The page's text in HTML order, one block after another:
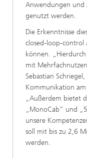
Anwendungen und
genutzt werden.
Die Erkenntnisse
closed-loop-control
können.
mit
Sebastian
Kommunikation am
„Außerdem bietet
„MonoCab“ und
unsere
soll mit bis zu 2,6
werden.